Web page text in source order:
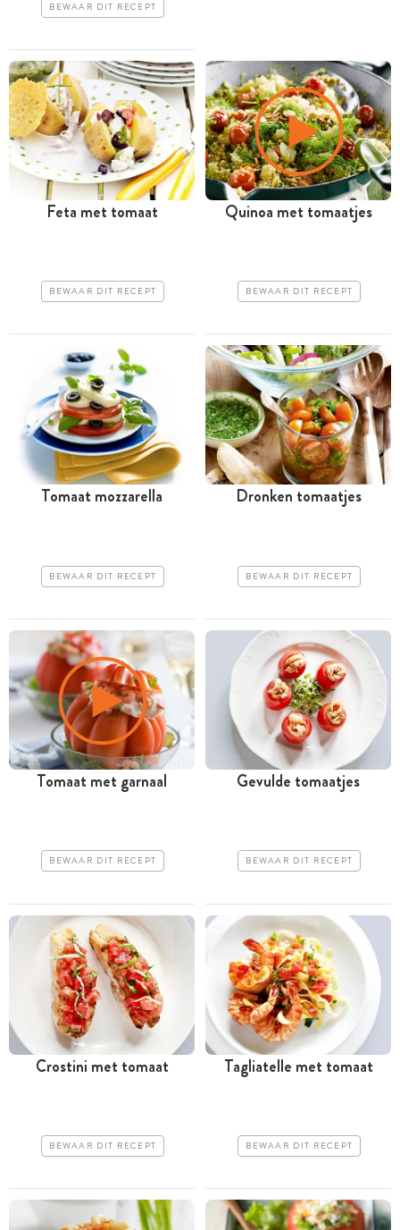
BEWAAR DIT RECEPT
Feta met tomaat
BEWAAR DIT RECEPT
Quinoa met tomaatjes
BEWAAR DIT RECEPT
Tomaat mozzarella
BEWAAR DIT RECEPT
Dronken tomaatjes
BEWAAR DIT RECEPT
Tomaat met garnaal
BEWAAR DIT RECEPT
Gevulde tomaatjes
BEWAAR DIT RECEPT
Crostini met tomaat
BEWAAR DIT RECEPT
Tagliatelle met tomaat
BEWAAR DIT RECEPT